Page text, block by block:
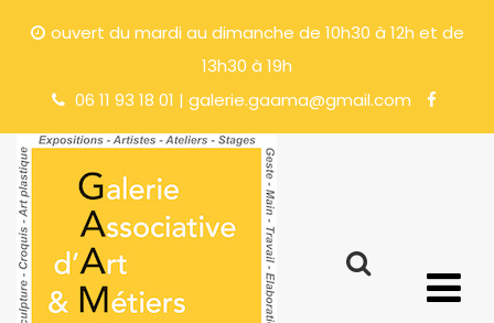
ouvert du mardi au dimanche de 10h30 à 12h et de
13h30 à 19h
06 11 93 18 01 | galerie.gaama@gmail.com